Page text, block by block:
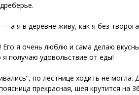
а я в деревне живу, как я без
я очень люблю и сама делаю
получаю удовольствие от еды!
по лестнице ходить не могла.
прекрасная, шея крутится на